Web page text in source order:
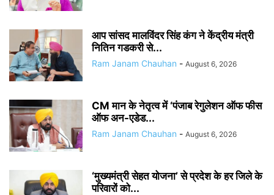
आप सांसद मालविंदर सिंह कंग ने केंद्रीय मंत्री
नितिन गडकरी से...
Ram Janam Chauhan - August 6, 2026
CM मान के नेतृत्व में ‘पंजाब रेगुलेशन ऑफ फीस
ऑफ अन-एडेड...
Ram Janam Chauhan - August 6, 2026
‘मुख्यमंत्री सेहत योजना’ से प्रदेश के हर जिले के
परिवारों को...